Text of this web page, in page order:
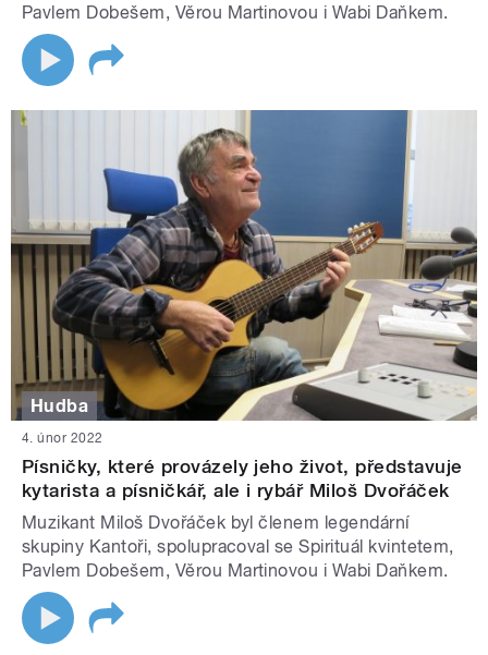
Pavlem Dobešem, Věrou Martinovou i Wabi Daňkem.
Hudba
4. únor 2022
Písničky, které provázely jeho život, představuje
kytarista a písničkář, ale i rybář Miloš Dvořáček
Muzikant Miloš Dvořáček byl členem legendární
skupiny Kantoři, spolupracoval se Spirituál kvintetem,
Pavlem Dobešem, Věrou Martinovou i Wabi Daňkem.